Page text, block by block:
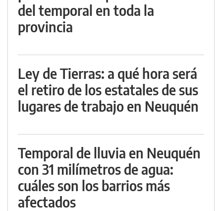
del temporal en toda la
provincia
Ley de Tierras: a qué hora será
el retiro de los estatales de sus
lugares de trabajo en Neuquén
Temporal de lluvia en Neuquén
con 31 milímetros de agua:
cuáles son los barrios más
afectados